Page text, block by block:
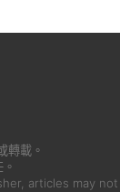
轉載。
articles may